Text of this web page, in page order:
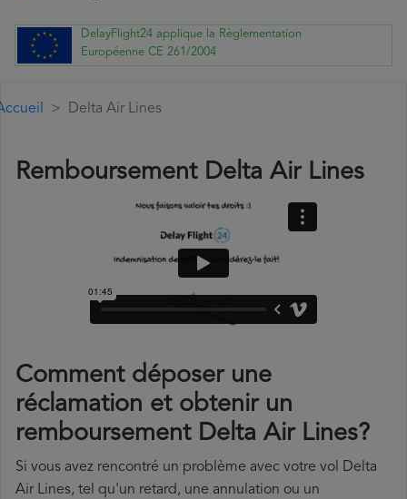
DelayFlight24 applique la Règlementation
Européenne CE 261/2004
Delta Air Lines
Remboursement Delta Air Lines
Comment déposer une
réclamation et obtenir un
remboursement Delta Air Lines?
Si vous avez rencontré un problème avec votre vol Delta
Air Lines, tel qu'un retard, une annulation ou un